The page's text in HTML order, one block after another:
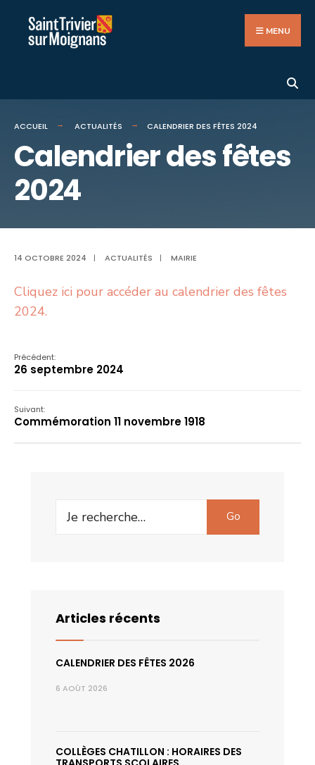
Aller
MENU
ACCUEIL ACTUALITÉS CALENDRIER DES FÊTES 2024
Calendrier des fêtes
2024
14 OCTOBRE 2024 | ACTUALITÉS | MAIRIE
Cliquez ici pour accéder au calendrier des fêtes
2024.
Précédent:
26 septembre 2024
Suivant:
Commémoration 11 novembre 1918
Search
Go
Articles récents
CALENDRIER DES FÊTES 2026
6 AOÛT 2026
COLLÈGES CHATILLON : HORAIRES DES
for: